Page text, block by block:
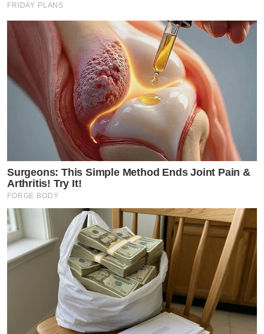
FRIDAY PLANS
Surgeons: This Simple Method Ends Joint Pain &
Arthritis! Try It!
FORGE BODY